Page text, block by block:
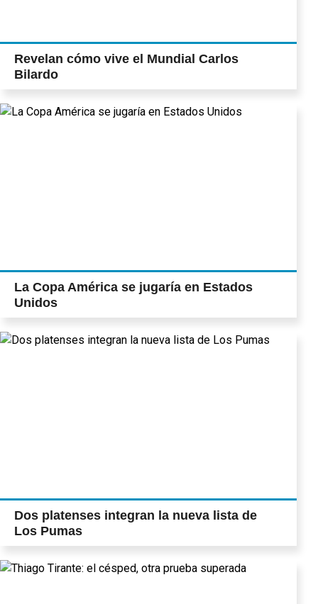
Revelan cómo vive el Mundial Carlos
Bilardo
La Copa América se jugaría en Estados
Unidos
Dos platenses integran la nueva lista de
Los Pumas